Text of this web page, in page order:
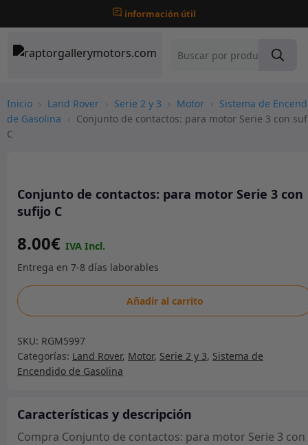
información útil
Inicio › Land Rover › Serie 2 y 3 › Motor › Sistema de
de Gasolina › Conjunto de contactos: para motor Serie 3 con
C
Conjunto de contactos: para motor Serie 3 con
sufijo C
8.00€
Conjunto
de
para
motor
Serie
con
sufijo
Añadir al carrito
SKU: RGM5997
Categorías: Land Rover, Motor, Serie 2 y 3, Sistema de
Encendido de Gasolina
Características y descripción
Compra Conjunto de contactos: para motor Serie 3 con